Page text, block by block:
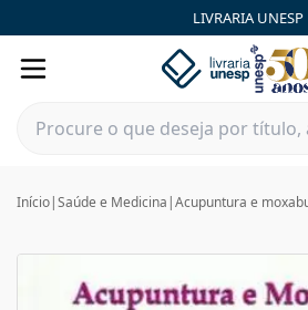
LIVRARIA UNESP
Início|Saúde e Medicina |Acupuntura e